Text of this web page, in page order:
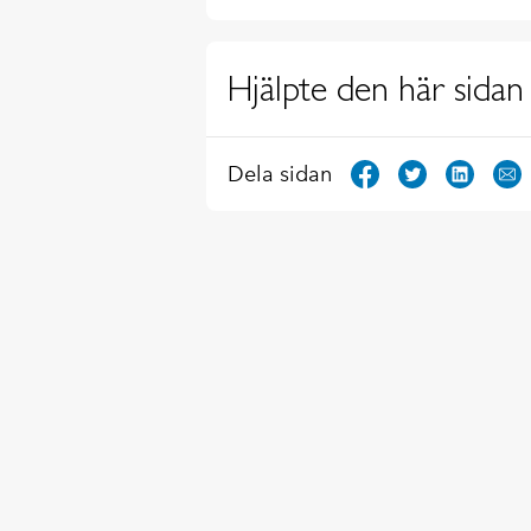
Hjälpte den här sidan
Dela sidan